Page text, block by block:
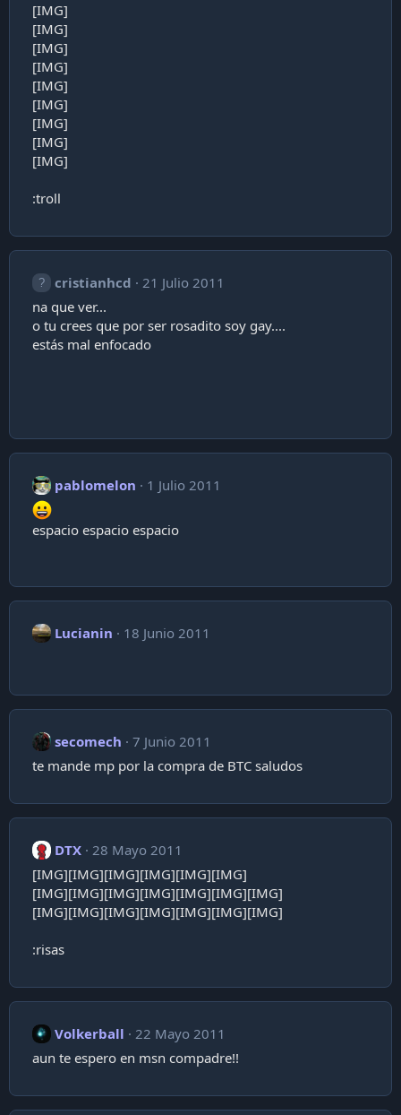
[IMG]
[IMG]
[IMG]
[IMG]
[IMG]
[IMG]
[IMG]
[IMG]
[IMG]
:troll
cristianhcd
21 Julio 2011
na que ver...
o tu crees que por ser rosadito soy gay....
estás mal enfocado
pablomelon 1 Julio 2011
espacio espacio espacio
Lucianin 18 Junio 2011
secomech
7 Junio 2011
te mande mp por la compra de BTC saludos
DTX 28 Mayo 2011
[IMG][IMG][IMG][IMG][IMG][IMG]
[IMG][IMG][IMG][IMG][IMG][IMG][IMG]
[IMG][IMG][IMG][IMG][IMG][IMG][IMG]
:risas
Volkerball
22 Mayo 2011
aun te espero en msn compadre!!